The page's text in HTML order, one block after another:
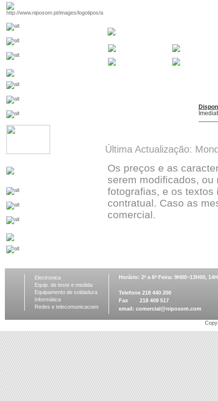
Última Actualização:
Os preços e as
serem modificados, ou
fotografias, e os
contratual. Caso as
comercial.
Electronica
Equip. de teste e medida
Equipamento de soldadura
Informática
Redes e telecomunicacoes
Horário: 2ª a 6ª Feira: 9H00~13H00,
Telefone 218 440 200
Fax 218 409 517
email: comercial@niposom.com